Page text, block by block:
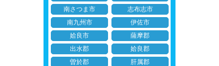
南さつま市
志布志市
南九州市
伊佐市
姶良市
薩摩郡
出水郡
姶良郡
曽於郡
肝属郡